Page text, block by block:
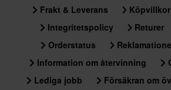
Frakt & Leverans Köpvillkor
Integritetspolicy
Returer
Orderstatus
Information om återvinning
Lediga jobb
Försäkran om